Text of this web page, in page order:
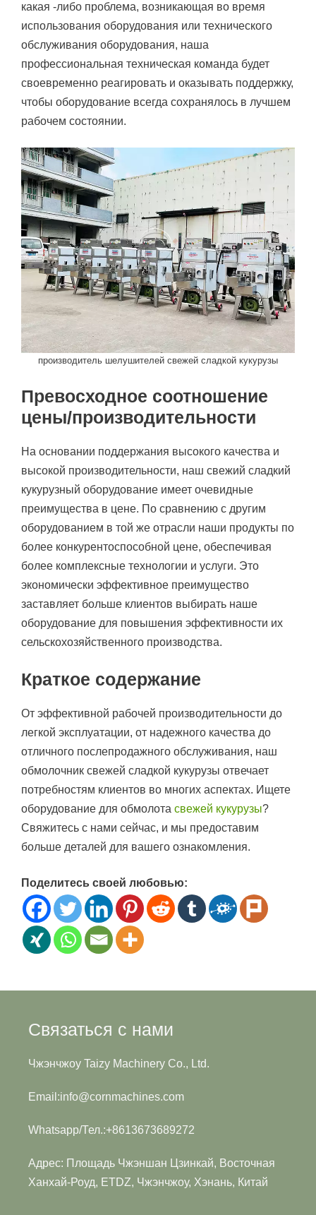
какая -либо проблема, возникающая во время
использования оборудования или технического
обслуживания оборудования, наша
профессиональная техническая команда будет
своевременно реагировать и оказывать поддержку,
чтобы оборудование всегда сохранялось в лучшем
рабочем состоянии.
производитель шелушителей свежей сладкой кукурузы
Превосходное соотношение
цены/производительности
На основании поддержания высокого качества и
высокой производительности, наш свежий сладкий
кукурузный оборудование имеет очевидные
преимущества в цене. По сравнению с другим
оборудованием в той же отрасли наши продукты по
более конкурентоспособной цене, обеспечивая
более комплексные технологии и услуги. Это
экономически эффективное преимущество
заставляет больше клиентов выбирать наше
оборудование для повышения эффективности их
сельскохозяйственного производства.
Краткое содержание
От эффективной рабочей производительности до
легкой эксплуатации, от надежного качества до
отличного послепродажного обслуживания, наш
обмолочник свежей сладкой кукурузы отвечает
потребностям клиентов во многих аспектах. Ищете
оборудование для обмолота свежей кукурузы?
Свяжитесь с нами сейчас, и мы предоставим
больше деталей для вашего ознакомления.
Поделитесь своей любовью:
Связаться с нами
Чжэнчжоу Taizy Machinery Co., Ltd.
Email:info@cornmachines.com
Whatsapp/Тел.:+8613673689272
Адрес: Площадь Чжэншан Цзинкай, Восточная
Ханхай-Роуд, ETDZ, Чжэнчжоу, Хэнань, Китай